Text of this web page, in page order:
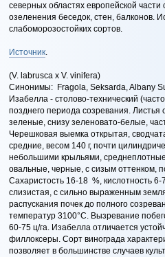
северных областях европейской
озеленения беседок, стен, балконов.
слабоморозостойких сортов.
Источник.
(V. labrusca x V. vinifera)
Синонимы: Fragola, Seksarda, Albany
Изабелла - столово-технический
позднего периода созревания.
зеленые, снизу зеленовато-белые,
Черешковая выемка открытая,
средние, весом 140 г, почти
небольшими крыльями,
овальные, черные, с сизым оттенком,
Сахаристость 16-18 %, кислотность
слизистая, с сильно выраженным
распускания почек до полного
температур 3100°С. Вызревание
60-75 ц/га. Изабелла отличается
филлоксеры. Сорт винограда
позволяет в большинстве случаев